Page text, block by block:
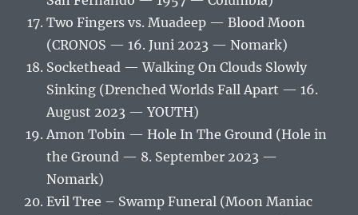
Two Fingers vs. Muadeep — Blood Moon
(CRONOS — 16. Juni 2023 — Nomark)
Sockethead — Walking On Clouds Slowly
Sinking (Drenched Worlds Fall Apart — 16.
August 2023 — YOUTH)
Amon Tobin — Hole In The Ground (Hole in
the Ground — 8. September 2023 —
Nomark)
Evil Tree – Swamp Funeral (Moon Maniac